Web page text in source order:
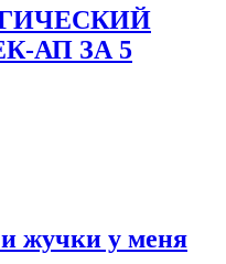
АП ЗА 5
жучки у меня